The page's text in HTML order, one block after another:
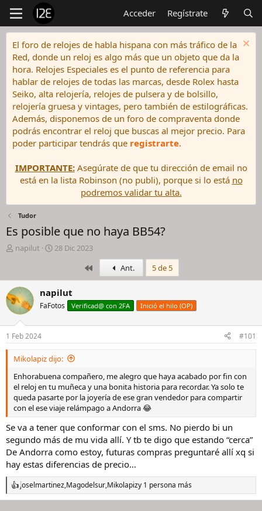
Acceder Regístrate
El foro de relojes de habla hispana con más tráfico de la
Red, donde un reloj es algo más que un objeto que da la
hora. Relojes Especiales es el punto de referencia para
hablar de relojes de todas las marcas, desde Rolex hasta
Seiko, alta relojería, relojes de pulsera y de bolsillo,
relojería gruesa y vintages, pero también de estilográficas.
Además, disponemos de un foro de compraventa donde
podrás encontrar el reloj que buscas al mejor precio. Para
poder participar tendrás que registrarte.
IMPORTANTE:Asegúrate de que tu dirección de email no
está en la lista Robinson (no publi), porque si lo está no
podremos validar tu alta.
Tudor
Es posible que no haya BB54?
I
c
i
a
d
o
r
d
e
l
h
i
l
o
napilut
F
h
a
e
i
c
i
o
28 Dic 2023
PrimeroAnt. 5 de 5
napilut
FaFotos Verificad@ con 2FA Inició el hilo (OP)
1 Feb 2024 #101
Mikolapiz dijo:
Enhorabuena compañero, me alegro que haya acabado por fin con
el reloj en tu muñeca y una bonita historia para recordar. Ya solo te
queda pasarte por la joyería de ese gran vendedor para compartir
con el ese viaje relámpago a Andorra 😂
Se va a tener que conformar con el sms. No pierdo bi un
segundo más de mu vida allí. Y tb te digo que estando “cerca”
De Andorra como estoy, futuras compras preguntaré allí xq si
hay estas diferencias de precio…
R
e
joselmartinez,Magodelsur,Mikolapizy 1 persona más